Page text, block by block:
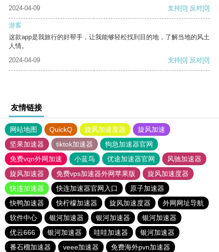
2024-04-09
支持[0] 反对[0]
游客
这款app是我旅行的好帮手，让我能够轻松找到目的地，了解当地的风土
人情。
2024-04-09
支持[0] 反对[0]
友情链接
网站地图 QuickQ 旋风加速度器
旋风加速
坚果加速器
tiktok加速器
狗急加速器官网
免费vqn外网加速
小蓝鸟 优途加速器官网
风驰加速器
旋风加速器
免费vps加速器外网苹果版
旋风加速度器
快连加速器
快连加速器官网入口
原子加速器
快鸭加速器
快柠檬加速器 旋风加速度器
外网网址导航
软件中心
银河加速器 银河加速器
银河加速器
优云666
银河加速器 哇哇加速器
银河加速器
番石榴加速器
veee加速器 免费海外pvn加速器